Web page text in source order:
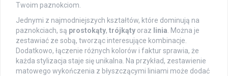
Twoim paznokciom.
Jednymi z najmodniejszych kształtów, które dominują na
paznokciach, są prostokąty, trójkąty oraz linia . Można je
zestawiać ze sobą, tworząc interesujące kombinacje.
Dodatkowo, łączenie różnych kolorów i faktur sprawia, że
każda stylizacja staje się unikalna. Na przykład, zestawienie
matowego wykończenia z błyszczącymi liniami może dodać